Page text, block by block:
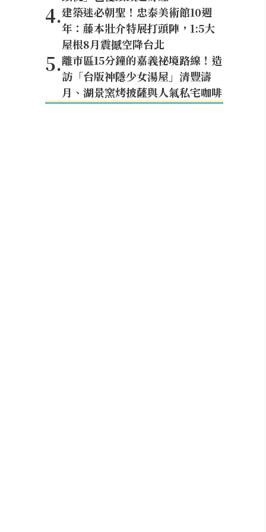
4.建築迷必朝聖！忠泰美術館10週
年：藤本壯介特展打頭陣，1:5大
屋根8月震撼空降台北
5.離市區15分鐘的嘉義祕境路線！造
訪「台版神隱少女湯屋」清豐濤
月、湖景窯烤披薩與人氣私宅咖啡